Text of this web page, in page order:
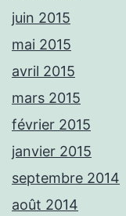
juin 2015
mai 2015
avril 2015
mars 2015
février 2015
janvier 2015
septembre 2014
août 2014